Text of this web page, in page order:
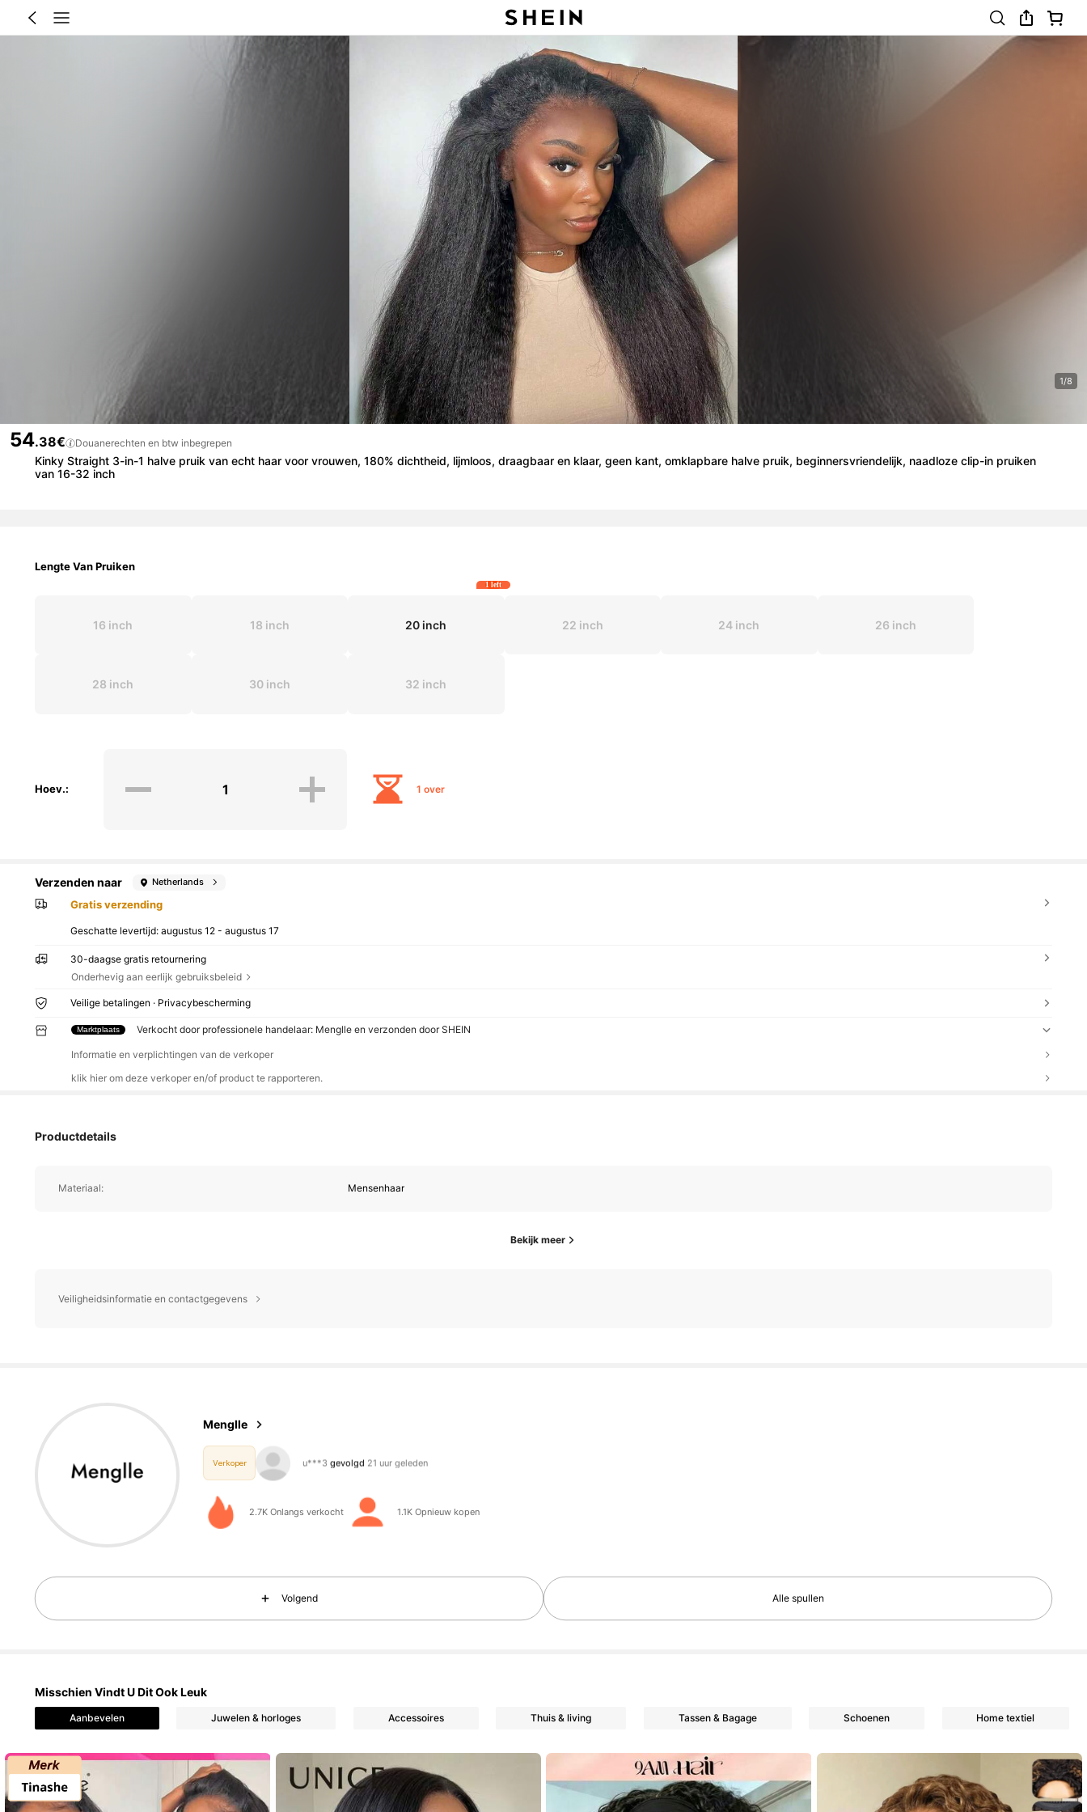
1/8
54.38€ Douanerechten en btw inbegrepen
Kinky Straight 3-in-1 halve pruik van echt haar voor vrouwen, 180% dichtheid, lijmloos, draagbaar en klaar, geen kant, omklapbare halve pruik, beginnersvriendelijk, naadloze clip-in pruiken
van 16-32 inch
Lengte Van Pruiken
16 inch 18 inch 20 inch
1 left
22 inch 24 inch 26 inch
28 inch 30 inch 32 inch
Hoev.: 1 over
Verzenden naar Netherlands
Gratis verzending
Geschatte levertijd:augustus 12 - augustus 17
30-daagse gratis retournering
Onderhevig aan eerlijk gebruiksbeleid
Veilige betalingen · Privacybescherming
Marktplaats Verkocht door professionele handelaar: Menglle en verzonden door SHEIN
Informatie en verplichtingen van de verkoper
klik hier om deze verkoper en/of product te rapporteren.
Productdetails
Materiaal: Mensenhaar
Bekijk meer
Veiligheidsinformatie en contactgegevens
Menglle
Verkoper w***t is aan het browsen
2.7K Onlangs verkocht 1.1K Opnieuw kopen
Volgend Alle spullen
Misschien Vindt U Dit Ook Leuk
Aanbevelen Juwelen & horloges Accessoires Thuis & living Tassen & Bagage Schoenen Home textiel